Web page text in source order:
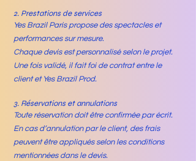
2. Prestations de services
Yes Brazil Paris propose des spectacles et
performances sur mesure.
Chaque devis est personnalisé selon le projet.
Une fois validé, il fait foi de contrat entre le
client et Yes Brazil Prod.
3. Réservations et annulations
Toute réservation doit être confirmée par écrit.
En cas d’annulation par le client, des frais
peuvent être appliqués selon les conditions
mentionnées dans le devis.